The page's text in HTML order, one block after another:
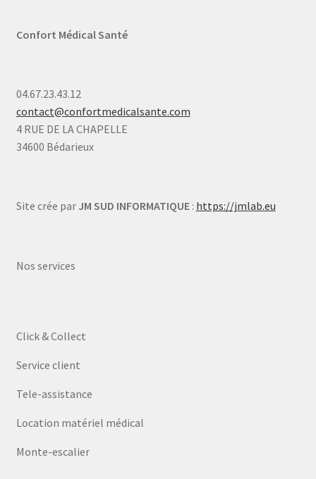
Confort Médical Santé
04.67.23.43.12
contact@confortmedicalsante.com
4 RUE DE LA CHAPELLE
34600 Bédarieux
Site crée par JM SUD INFORMATIQUE: https://jmlab.eu
Nos services
Click & Collect
Service client
Tele-assistance
Location matériel médical
Monte-escalier